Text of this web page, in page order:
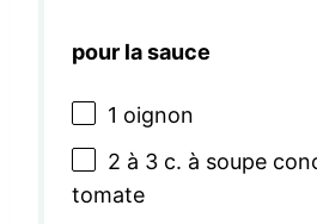
pour la sauce
1 oignon
2 à 3 c. à soupe
tomate